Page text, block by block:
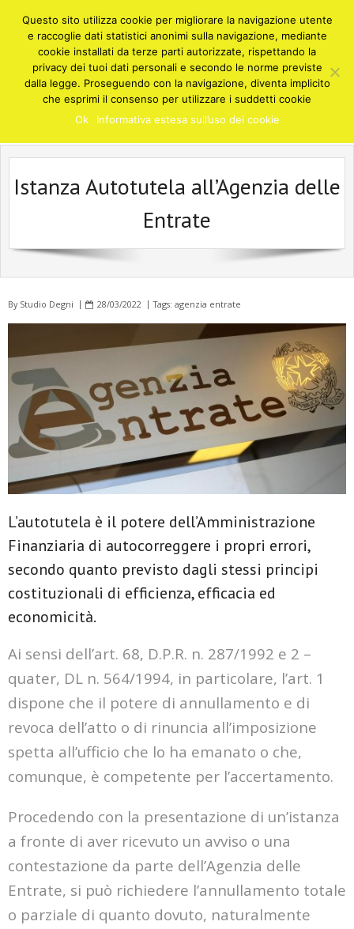
content
STUDIO COMMERCIALISTA DEGNI
Cusano Milanino
Consulenze e soluzioni in ambito fiscale, finanziario, contabile,
societario, amministrativo - Cusano Milanino Milano
Istanza Autotutela all’Agenzia delle
Entrate
By Studio Degni 28/03/2022 Tags: agenzia entrate
L’autotutela è il potere dell’Amministrazione
Finanziaria di autocorreggere i propri errori,
secondo quanto previsto dagli stessi principi
costituzionali di efficienza, efficacia ed
economicità.
Ai sensi dell’art. 68, D.P.R. n. 287/1992 e 2 –
quater, DL n. 564/1994, in particolare, l’art. 1
dispone che il potere di annullamento e di
revoca dell’atto o di rinuncia all’imposizione
spetta all’ufficio che lo ha emanato o che,
comunque, è competente per l’accertamento.
Procedendo con la presentazione di un’istanza
a fronte di aver ricevuto un avviso o una
contestazione da parte dell’Agenzia delle
Entrate, si può richiedere l’annullamento totale
o parziale di quanto dovuto, naturalmente
Questo sito utilizza cookie per migliorare la navigazione utente
e raccoglie dati statistici anonimi sulla navigazione, mediante
cookie installati da terze parti autorizzate, rispettando la
privacy dei tuoi dati personali e secondo le norme previste
dalla legge. Proseguendo con la navigazione, diventa implicito
che esprimi il consenso per utilizzare i suddetti cookie
Ok
Informativa estesa sull’uso dei cookie